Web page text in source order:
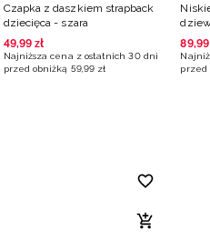
Czapka z daszkiem strapback
dziecięca - szara
49,99 zł
Najniższa cena z ostatnich 30 dni
przed obniżką 59,99 zł
89,99
przed